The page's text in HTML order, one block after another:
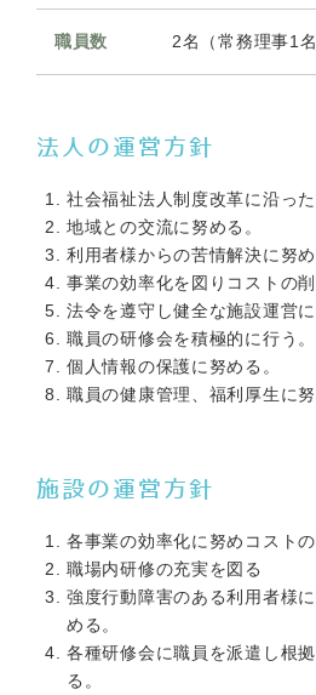
職員数 2名（常務理事1
法人の運営方針
社会福祉法人制度改革に沿っ
地域との交流に努める。
利用者様からの苦情解決に努
事業の効率化を図りコストの削
法令を遵守し健全な施設運営に
職員の研修会を積極的に行う。
個人情報の保護に努める。
職員の健康管理、福利厚生に努
施設の運営方針
各事業の効率化に努めコストの
職場内研修の充実を図る
強度行動障害のある利用者様
める。
各種研修会に職員を派遣し根
る。